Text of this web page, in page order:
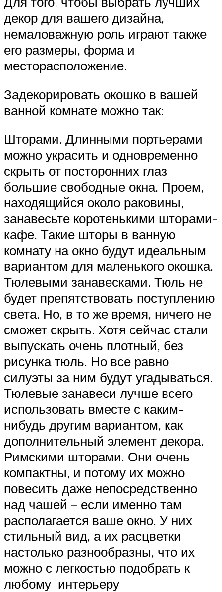
декор для вашего дизайна,
немаловажную роль играют также
его размеры, форма и
месторасположение.
Задекорировать окошко в вашей
ванной комнате можно так:
Шторами. Длинными портьерами
можно украсить и одновременно
скрыть от посторонних глаз
большие свободные окна. Проем,
находящийся около раковины,
занавесьте коротенькими шторами-
кафе. Такие шторы в ванную
комнату на окно будут идеальным
вариантом для маленького окошка.
Тюлевыми занавесками. Тюль не
будет препятствовать поступлению
света. Но, в то же время, ничего не
сможет скрыть. Хотя сейчас стали
выпускать очень плотный, без
рисунка тюль. Но все равно
силуэты за ним будут угадываться.
Тюлевые занавеси лучше всего
использовать вместе с каким-
нибудь другим вариантом, как
дополнительный элемент декора.
Римскими шторами. Они очень
компактны, и потому их можно
повесить даже непосредственно
над чашей – если именно там
располагается ваше окно. У них
стильный вид, а их расцветки
настолько разнообразны, что их
можно с легкостью подобрать к
любому интерьеру